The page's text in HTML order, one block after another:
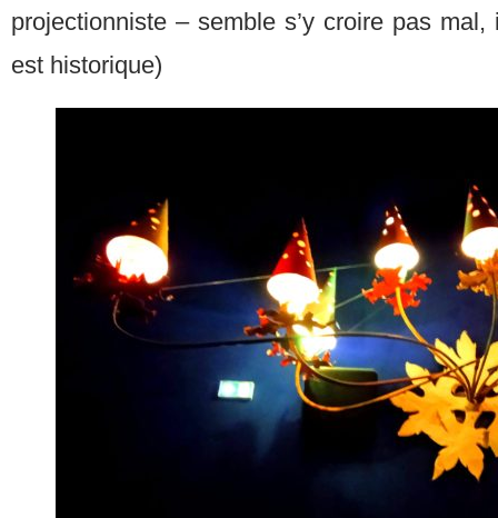
projectionniste – semble s’y croire pas
est historique)